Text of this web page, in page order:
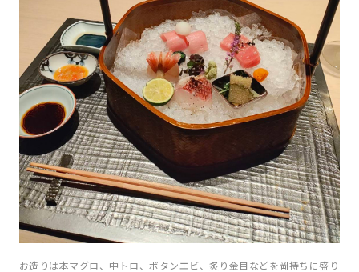
お造りは本マグロ、中トロ、ボタンエビ、炙り金目などを岡持ちに盛り